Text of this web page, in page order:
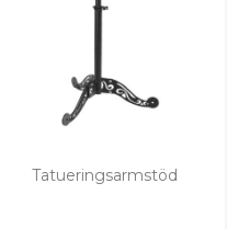
Tatueringsarmstöd